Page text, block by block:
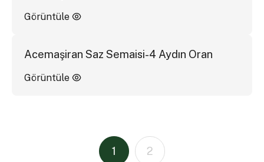
Görüntüle
Acemaşiran Saz Semaisi-4 Aydın Oran
Görüntüle
1 2